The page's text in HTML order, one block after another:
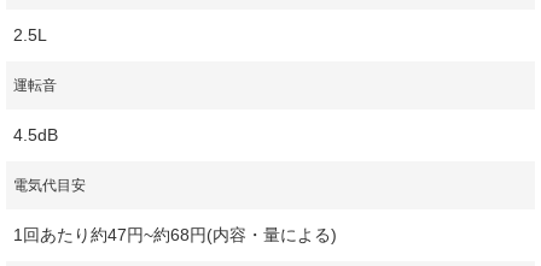
2.5L
運転音
4.5dB
電気代目安
1回あたり約47円~約68円(内容・量による)